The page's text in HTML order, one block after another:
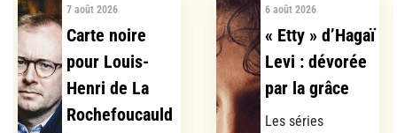
7 août 2026
Carte noire
pour Louis-
Henri de La
Rochefoucauld
6 août 2026
« Etty » d’Hagaï
Levi : dévorée
par la grâce
Les séries